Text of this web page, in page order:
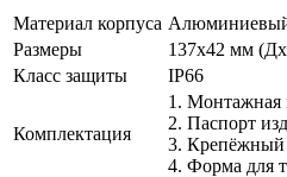
Материал корпуса
Размеры
137х42 мм
Класс защиты
IP66
Комплектация
1. Монтажная
2. Паспорт
3. Крепёжный
4. Форма для